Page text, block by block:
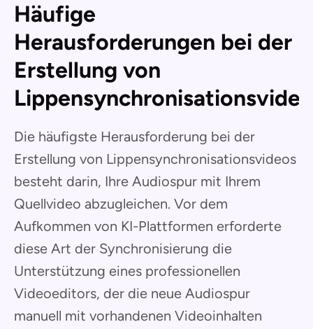
Häufige
Herausforderungen bei der
Erstellung von
Die häufigste Herausforderung bei der
Erstellung von Lippensynchronisationsvideos
besteht darin, Ihre Audiospur mit Ihrem
Quellvideo abzugleichen. Vor dem
Aufkommen von KI-Plattformen erforderte
diese Art der Synchronisierung die
Unterstützung eines professionellen
Videoeditors, der die neue Audiospur
manuell mit vorhandenen Videoinhalten